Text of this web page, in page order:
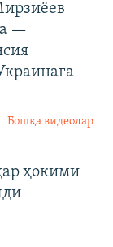
—
Бошқа видеолар
ҳокими